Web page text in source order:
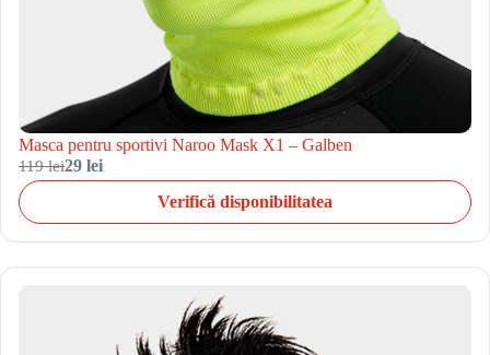
Masca pentru sportivi Naroo Mask X1 – Galben
119 lei29 lei
Verifică disponibilitatea